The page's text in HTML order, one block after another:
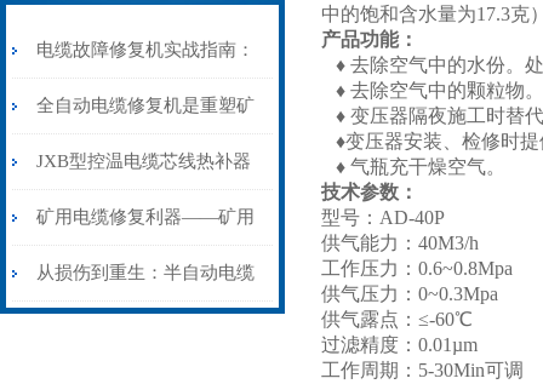
电缆故障修复机实战指南：
从“盲测”到“精确定点”的三
步作业法
全自动电缆修复机是重塑矿
山电力动脉的“智能外科医
生”
JXB型控温电缆芯线热补器
安装与接线：精准修复的工
艺基石
矿用电缆修复利器——矿用
电缆热补机智能控温，安全
从损伤到重生：半自动电缆
中的饱和含水量为17.3克
产品功能：
♦ 去除空气中的水份。
♦ 去除空气中的颗粒物。
♦ 变压器隔夜施工时替
♦变压器安装、检修时
♦ 气瓶充干燥空气。
技术参数：
型号：AD-40P
供气能力：40M3/h
工作压力：0.6~0.8Mpa
供气压力：0~0.3Mpa
供气露点：≤-60℃
过滤精度：0.01µm
工作周期：5-30Min可调